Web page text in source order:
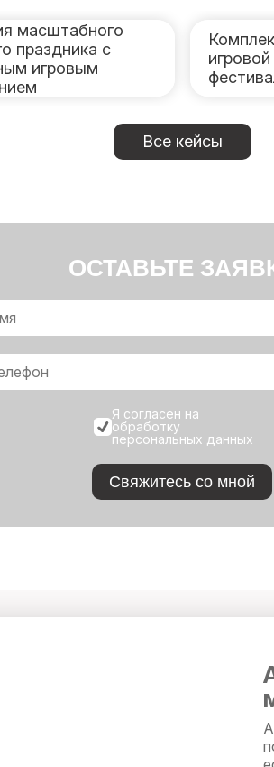
масштабного
праздника с
игровым
Все кейсы
ОСТАВЬТЕ
Я согласен на
обработку
персональных данных
Свяжитесь со мной